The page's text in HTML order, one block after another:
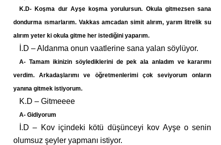
K.D- Koşma dur Ayşe koşma yorulursun. Okula gitmezsen sana
dondurma ısmarlarım. Vakkas amcadan simit alırım, yarım litrelik su
alırım yeter ki okula gitme her istediğini yaparım.
İ.D – Aldanma onun vaatlerine sana yalan söylüyor.
A- Tamam ikinizin söylediklerini de pek ala anladım ve kararımı
verdim. Arkadaşlarımı ve öğretmenlerimi çok seviyorum onların
yanına gitmek istiyorum.
K.D – Gitmeeee
A- Gidiyorum
İ.D – Kov içindeki kötü düşünceyi kov Ayşe o senin
olumsuz şeyler yapmanı istiyor.